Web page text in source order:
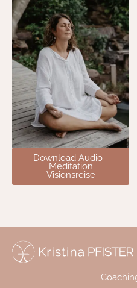
Download Audio -
Meditation
Visionsreise